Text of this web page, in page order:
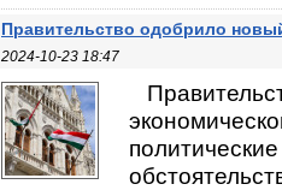
Правительство одобрило
2024-10-23 18:47